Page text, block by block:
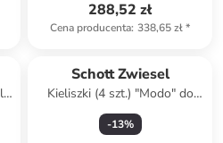
288,52 zł
Cena producenta: 338,65 zł*
Schott Zwiesel
Kieliszki (4 szt.) "Modo" do
szampana - 163 ml
-13%